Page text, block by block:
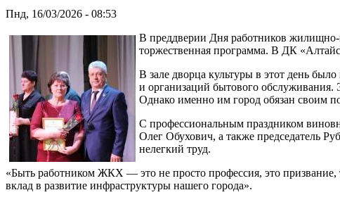
Пнд, 16/03/2026 - 08:53
В преддверии Дня работников жилищно-
торжественная программа. В ДК
В зале дворца культуры в этот день
и организаций бытового обслуживания.
Однако именно им город обязан своим
С профессиональным праздником
Олег Обухович, а также председатель
нелегкий труд.
«Быть работником ЖКХ — это не просто профессия, это
вклад в развитие инфраструктуры нашего города».